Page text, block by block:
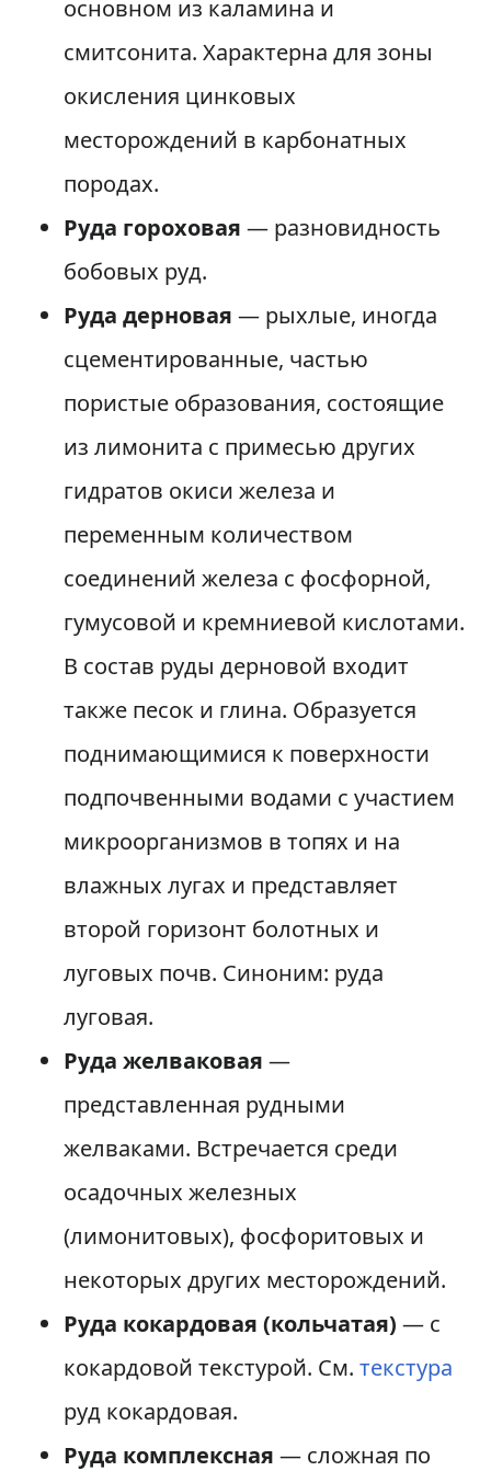
основном из каламина и
смитсонита. Характерна для зоны
окисления цинковых
месторождений в карбонатных
породах.
Руда гороховая — разновидность
бобовых руд.
Руда дерновая — рыхлые, иногда
сцементированные, частью
пористые образования, состоящие
из лимонита с примесью других
гидратов окиси железа и
переменным количеством
соединений железа с фосфорной,
гумусовой и кремниевой кислотами.
В состав руды дерновой входит
также песок и глина. Образуется
поднимающимися к поверхности
подпочвенными водами с участием
микроорганизмов в топях и на
влажных лугах и представляет
второй горизонт болотных и
луговых почв. Синоним: руда
луговая.
Руда желваковая —
представленная рудными
желваками. Встречается среди
осадочных железных
(лимонитовых), фосфоритовых и
некоторых других месторождений.
Руда кокардовая (кольчатая) — с
кокардовой текстурой. См. текстура
руд кокардовая.
Руда комплексная — сложная по